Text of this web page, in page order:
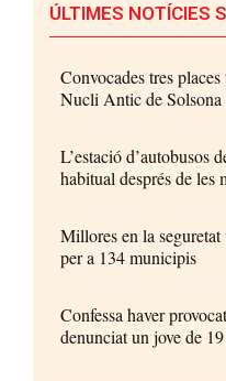
ÚLTIMES NOTÍCIES
Convocades tres
Nucli Antic de Solsona
L’estació d’autobusos
habitual després de les
Millores en la
per a 134 municipis
Confessa haver
denunciat un jove de